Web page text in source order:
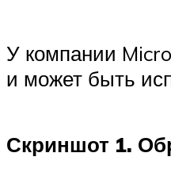
У компании
и может быть
Скриншот 1.